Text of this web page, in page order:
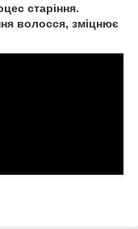
старіння.
волосся, зміцнює